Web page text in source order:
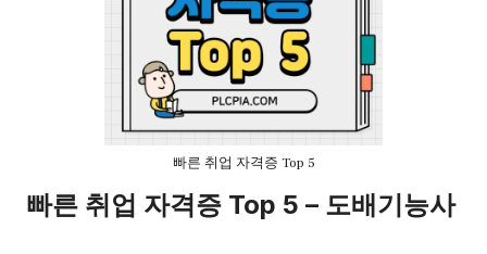
빠른 취업 자격증 Top 5
빠른 취업 자격증 Top 5 – 도배기능사